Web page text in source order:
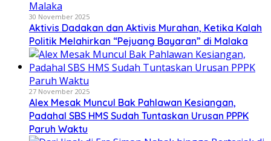
30 November 2025
Aktivis Dadakan dan Aktivis Murahan, Ketika Kalah
Politik Melahirkan “Pejuang Bayaran” di Malaka
27 November 2025
Alex Mesak Muncul Bak Pahlawan Kesiangan,
Padahal SBS HMS Sudah Tuntaskan Urusan PPPK
Paruh Waktu